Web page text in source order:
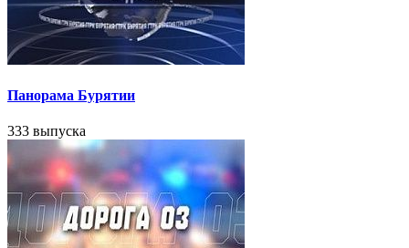
Панорама Бурятии
333 выпуска